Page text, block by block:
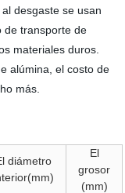
desgaste se usan
de transporte de
materiales duros.
alúmina, el costo de
más.
diámetro
El
grosor
(mm)